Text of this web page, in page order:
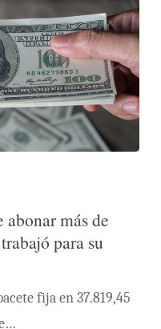
abonar más de
para su
fija en 37.819,45